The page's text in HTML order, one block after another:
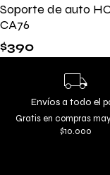
Soporte de auto
CA76
$390
Envíos a todo el
Gratis en compras
$10.000